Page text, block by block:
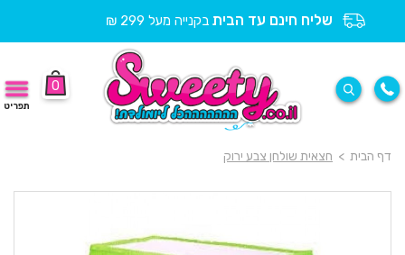
שליח חינם עד הבית בקנייה מעל 299 ₪
0
תפריט
דף הבית > חצאית שולחן צבע ירוק